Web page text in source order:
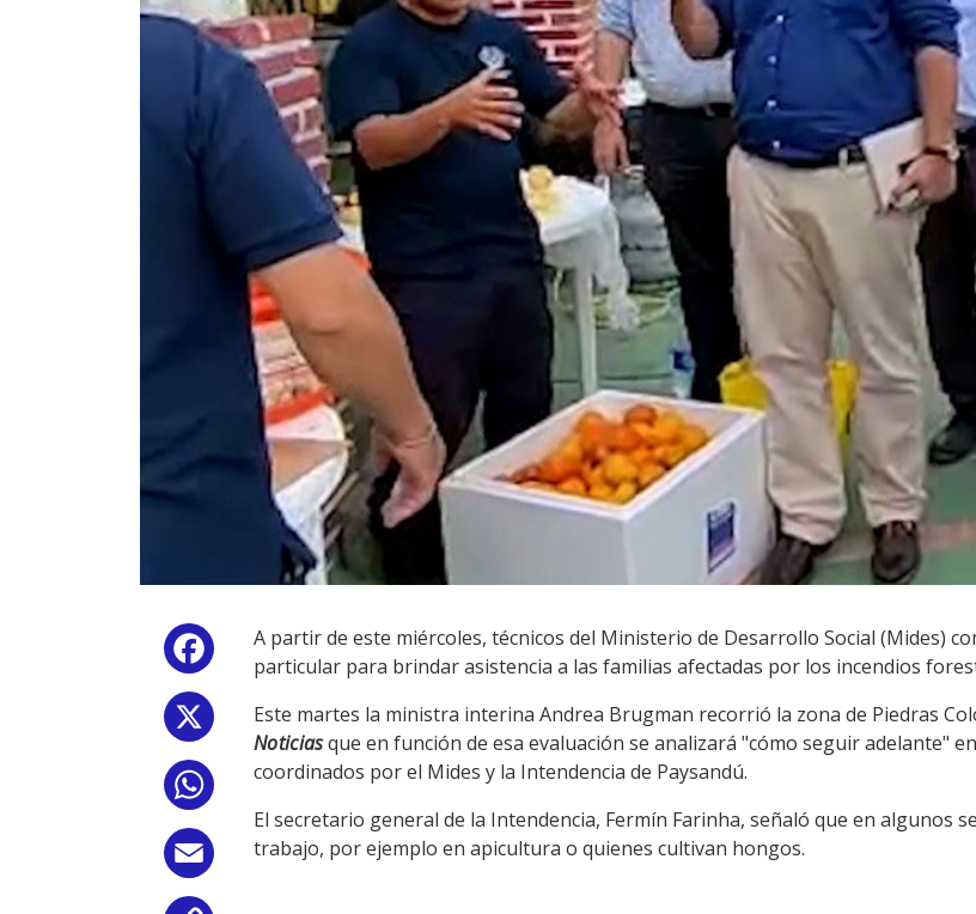
Facebook
Email
A partir de este miércoles, técnicos del Ministerio de Desarrollo Social (Mides)
particular para brindar asistencia a las familias afectadas por los incendios
Este martes la ministra interina Andrea Brugman recorrió la zona de Piedras
Noticiasque en función de esa evaluación se analizará "cómo seguir adelante"
coordinados por el Mides y la Intendencia de Paysandú.
El secretario general de la Intendencia, Fermín Farinha, señaló que en algunos
trabajo, por ejemplo en apicultura o quienes cultivan hongos.